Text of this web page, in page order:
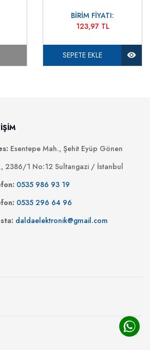
BİRİM FİYATI:
123,97 TL
SEPETE EKLE
Esentepe Mah., Şehit Eyüp Gönen
2386/1 No:12 Sultangazi / İstanbul
0535 986 93 19
0535 296 64 96
daldaelektronik@gmail.com